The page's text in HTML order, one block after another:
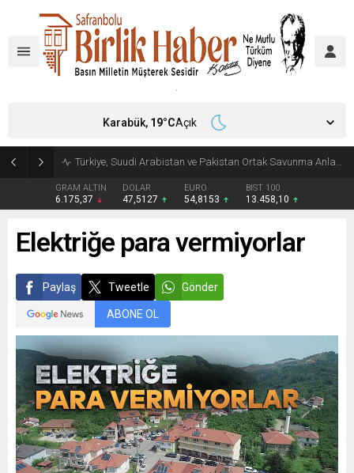
Türkiye, Suudi Arabistan ve Pakistan Ortak Savunma Anlaşması imzaladı
GRAM ALTIN
6.175,37
DOLAR
47,5127
EURO
54,8153
BIST 100
13.458,10
Karabük, 19°CAçık
Elektriğe para vermiyorlar
Paylaş Tweetle Gönder
ABONE OL